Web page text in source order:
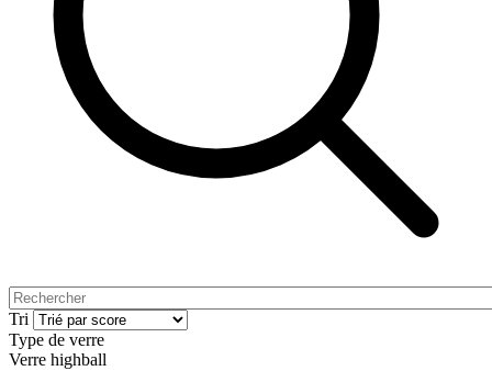
Tri
Type de verre
Verre highball